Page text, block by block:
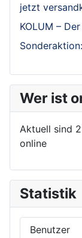
jetzt
KOLUM –
Wer ist
Aktuell sind
online
Statistik
Benutzer